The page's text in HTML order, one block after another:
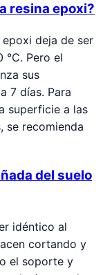
resina epoxi?
deja de ser
Pero el
sus
7 días. Para
superficie a las
se recomienda
del suelo
idéntico al
cortando y
el soporte y